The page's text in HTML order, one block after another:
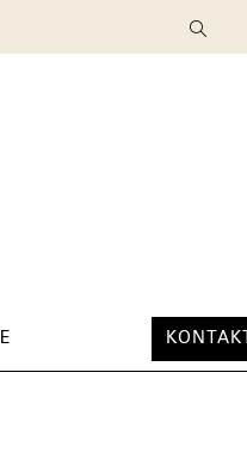
KONTAKT